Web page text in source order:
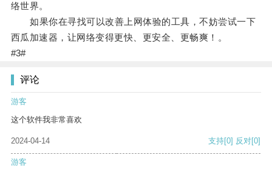
络世界。
如果你在寻找可以改善上网体验的工具，不妨尝试一下
西瓜加速器，让网络变得更快、更安全、更畅爽！。
#3#
评论
游客
这个软件我非常喜欢
2024-04-14 支持[0] 反对[0]
游客